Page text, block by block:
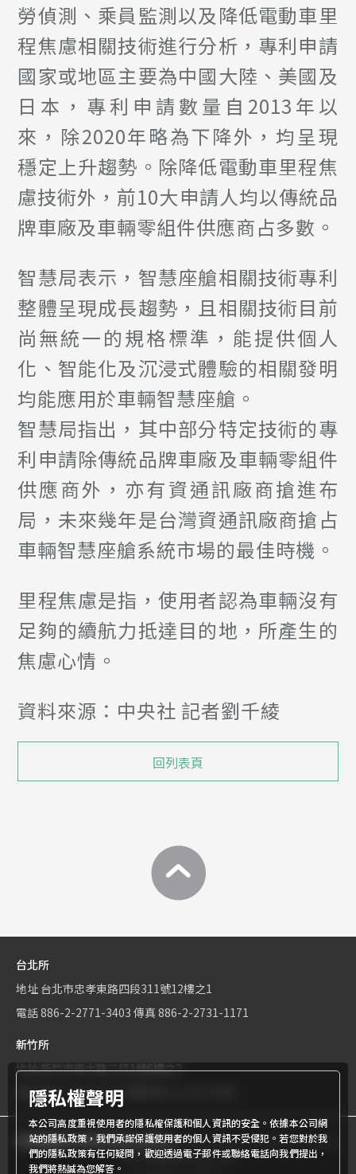
勞偵測、乘員監測以及降低電動車里
程焦慮相關技術進行分析，專利申請
國家或地區主要為中國大陸、美國及
日本，專利申請數量自2013年以
來，除2020年略為下降外，均呈現
穩定上升趨勢。除降低電動車里程焦
慮技術外，前10大申請人均以傳統品
牌車廠及車輛零組件供應商占多數。
智慧局表示，智慧座艙相關技術專利
整體呈現成長趨勢，且相關技術目前
尚無統一的規格標準，能提供個人
化、智能化及沉浸式體驗的相關發明
均能應用於車輛智慧座艙。
智慧局指出，其中部分特定技術的專
利申請除傳統品牌車廠及車輛零組件
供應商外，亦有資通訊廠商搶進布
局，未來幾年是台灣資通訊廠商搶占
車輛智慧座艙系統市場的最佳時機。
里程焦慮是指，使用者認為車輛沒有
足夠的續航力抵達目的地，所產生的
焦慮心情。
資料來源：中央社 記者劉千綾
回列表頁
台北所
地址 台北市忠孝東路四段311號12樓之1
電話886-2-2771-3403 傳真 886-2-2731-1171
新竹所
地址新竹市東大路二段1號6樓之2
電話886-3-534-9161
商標權屬世界專利有限公司所有© World Patent Limited Company
Inc All Rights Reserved.
隱私權聲明
本公司高度重視使用者的隱私權保護和個人資訊的安全。依據本公司網
站的隱私政策，我們承諾保護使用者的個人資訊不受侵犯。若您對於我
們的隱私政策有任何疑問，歡迎透過電子郵件或聯絡電話向我們提出，
我們將熱誠為您解答。